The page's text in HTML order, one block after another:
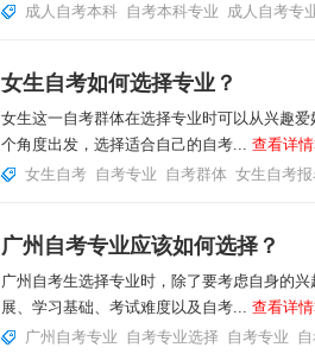
成人自考本科 自考本科专业 成人自考专
女生自考如何选择专业？
女生这一自考群体在选择专业时可以从兴趣
个角度出发，选择适合自己的自考... 查看详
女生自考 自考专业 自考群体 女生自考报
广州自考专业应该如何选择？
广州自考生选择专业时，除了要考虑自身的
展、学习基础、考试难度以及自考... 查看详
广州自考专业
自考专业选择 自考专业